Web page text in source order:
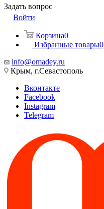
Задать вопрос
Войти
Корзина0
Избранные товары0
info@omadey.ru
Крым, г.Севастополь
Вконтакте
Facebook
Instagram
Telegram